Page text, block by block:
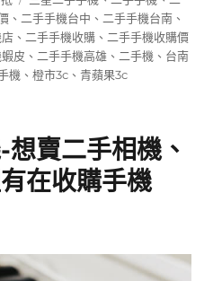
籤
、 二手手機台中 、 二手手機台南 、
、 二手手機收購 、 二手手機收購價
皮 、 二手手機高雄 、 二手機 、 台南
機 、橙市3c 、青蘋果3c
賣二手相機、
在收購手機